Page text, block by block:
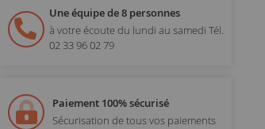
Une équipe de 8 personnes
à votre écoute du lundi au samedi Tél.
02 33 96 02 79
Paiement 100% sécurisé
Sécurisation de tous vos paiements